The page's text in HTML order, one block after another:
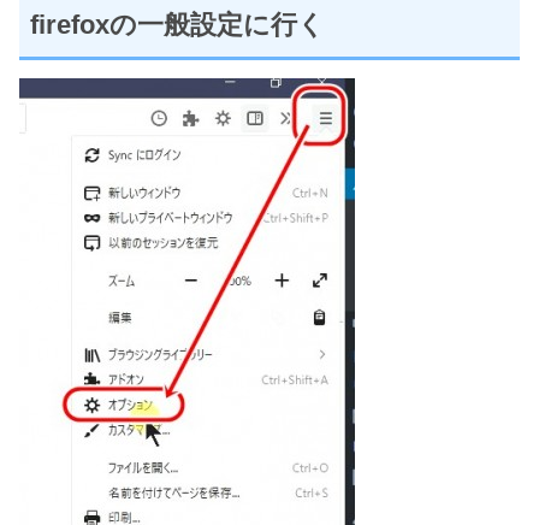
firefoxの一般設定に行く